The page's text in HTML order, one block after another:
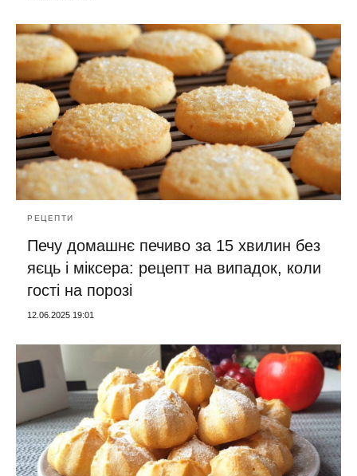
РЕЦЕПТИ
Печу домашнє печиво за 15 хвилин без
яєць і міксера: рецепт на випадок, коли
гості на порозі
12.06.2025 19:01